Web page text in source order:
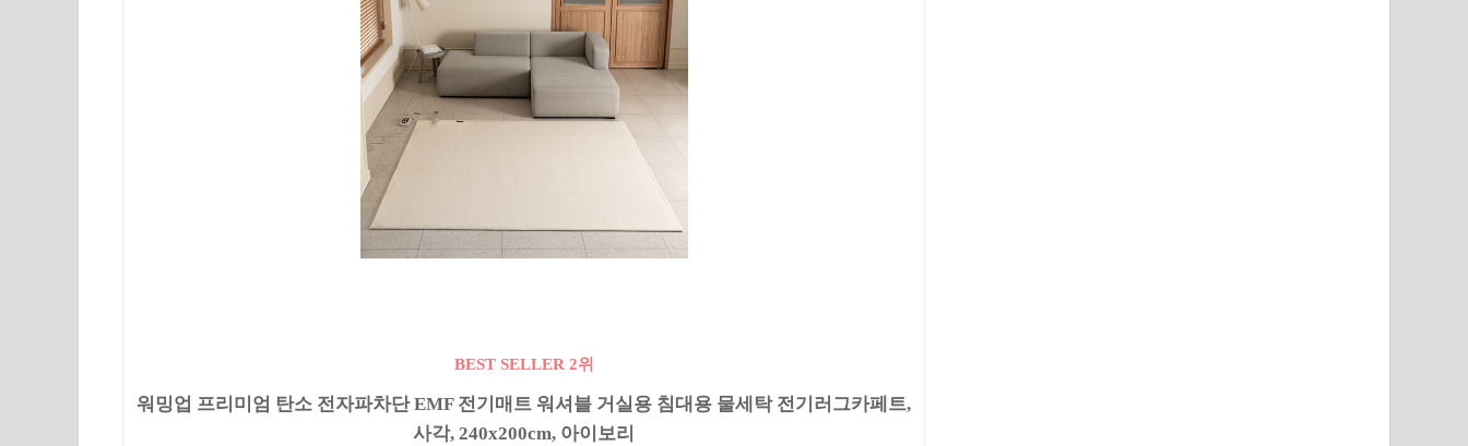
BEST SELLER 2위
워밍업 프리미엄 탄소 전자파차단 EMF 전기매트 워셔블 거실용 침대용 물세탁 전기러그카페트,
사각, 240x200cm, 아이보리